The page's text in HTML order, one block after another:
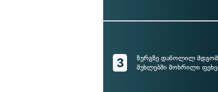
3
ზურგზე დაწოლილ
მუხლებში მოხრილი